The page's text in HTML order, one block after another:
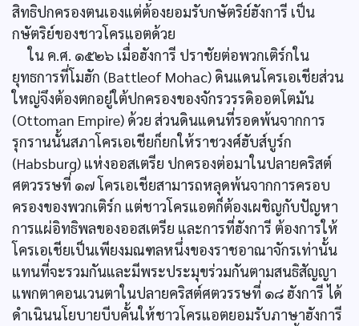
สิทธิปกครองตนเองแต่ต้องยอมรับกษัตริย์ฮังการี เป็น
กษัตริย์ของชาวโครแอตด้วย
ใน ค.ศ. ๑๕๒๖ เมื่อฮังการี ปราชัยต่อพวกเติร์กใน
ยุทธการที่โมฮัก (Battleof Mohac) ดินแดนโครเอเชียส่วน
ใหญ่จึงต้องตกอยู่ใต้ปกครองของจักรวรรดิออตโตมัน
(Ottoman Empire) ด้วย ส่วนดินแดนที่รอดพ้นจากการ
รุกรานนั้นสภาโครเอเชียก็ยกให้ราชวงศ์ฮับส์บูร์ก
(Habsburg) แห่งออสเตรีย ปกครองต่อมาในปลายคริสต์
ศตวรรษที่ ๑๗ โครเอเชียสามารถหลุดพ้นจากการครอบ
ครองของพวกเติร์ก แต่ชาวโครแอตก็ต้องเผชิญกับปัญหา
การแผ่อิทธิพลของออสเตรีย และการที่ฮังการี ต้องการให้
โครเอเชียเป็นเพียงมณฑลหนึ่งของราชอาณาจักรเท่านั้น
แทนที่จะรวมกันและมีพระประมุขร่วมกันตามสนธิสัญญา
แพกตาคอนเวนตาในปลายคริสต์ศตวรรษที่ ๑๘ ฮังการี ได้
ดำเนินนโยบายบีบคั้นให้ชาวโครแอตยอมรับภาษาฮังการี